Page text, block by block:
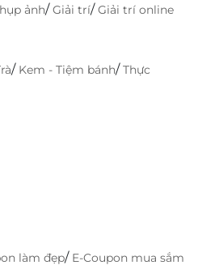
ảnh/Giải trí/Giải trí online
/ Kem - Tiệm bánh/Thực
làm đẹp/ E-Coupon mua sắm